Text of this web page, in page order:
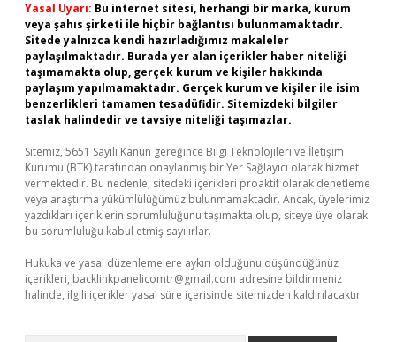
Yasal Uyarı: Bu internet sitesi, herhangi bir marka, kurum
veya şahıs şirketi ile hiçbir bağlantısı bulunmamaktadır.
Sitede yalnızca kendi hazırladığımız makaleler
paylaşılmaktadır. Burada yer alan içerikler haber niteliği
taşımamakta olup, gerçek kurum ve kişiler hakkında
paylaşım yapılmamaktadır. Gerçek kurum ve kişiler ile isim
benzerlikleri tamamen tesadüfidir. Sitemizdeki bilgiler
taslak halindedir ve tavsiye niteliği taşımazlar.
Sitemiz, 5651 Sayılı Kanun gereğince Bilgi Teknolojileri ve İletişim
Kurumu (BTK) tarafından onaylanmış bir Yer Sağlayıcı olarak hizmet
vermektedir. Bu nedenle, sitedeki içerikleri proaktif olarak denetleme
veya araştırma yükümlülüğümüz bulunmamaktadır. Ancak, üyelerimiz
yazdıkları içeriklerin sorumluluğunu taşımakta olup, siteye üye olarak
bu sorumluluğu kabul etmiş sayılırlar.
Hukuka ve yasal düzenlemelere aykırı olduğunu düşündüğünüz
içerikleri, backlinkpanelicomtr@gmail.com adresine bildirmeniz
halinde, ilgili içerikler yasal süre içerisinde sitemizden kaldırılacaktır.